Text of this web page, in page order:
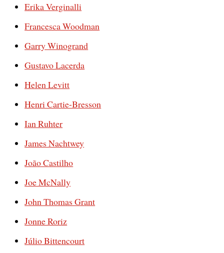
Erika Verginalli
Francesca Woodman
Garry Winogrand
Gustavo Lacerda
Helen Levitt
Henri Cartie-Bresson
Ian Ruhter
James Nachtwey
João Castilho
Joe McNally
John Thomas Grant
Jonne Roriz
Júlio Bittencourt